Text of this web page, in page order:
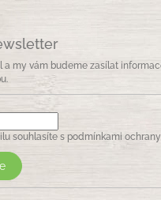
a my vám budeme zasílat
souhlasíte s podmínkami